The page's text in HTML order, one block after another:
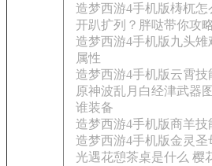
造梦西游4手机版梼杌怎
开趴扩列？胖哒带你攻
造梦西游4手机版九头
属性
造梦西游4手机版云霄技
原神波乱月白经津武器
谁装备
造梦西游4手机版商羊技
造梦西游4手机版金灵
光遇花憩茶桌是什么 樱